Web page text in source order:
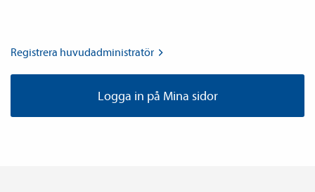
Registrera huvud­­administratör
Logga in på Mina sidor